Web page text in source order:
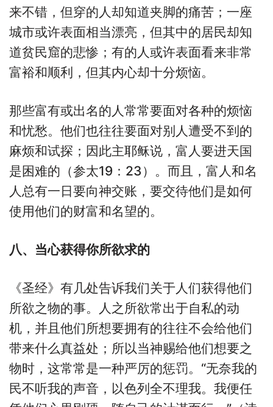
来不错，但穿的人却知道夹脚的痛苦；一座
城市或许表面相当漂亮，但其中的居民却知
道贫民窟的悲惨；有的人或许表面看来非常
富裕和顺利，但其内心却十分烦恼。
那些富有或出名的人常常要面对各种的烦恼
和忧愁。他们也往往要面对别人遭受不到的
麻烦和试探；因此主耶稣说，富人要进天国
是困难的（参太19：23）。而且，富人和名
人总有一日要向神交账，要交待他们是如何
使用他们的财富和名望的。
八、当心获得你所欲求的
《圣经》有几处告诉我们关于人们获得他们
所欲之物的事。人之所欲常出于自私的动
机，并且他们所想要拥有的往往不会给他们
带来什么真益处；所以当神赐给他们想要之
物时，这常常是一种严厉的惩罚。“无奈我的
民不听我的声音，以色列全不理我。我便任